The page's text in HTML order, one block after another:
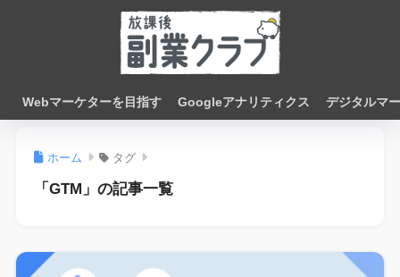
Webマーケターを目指す Googleアナリティクス デジタルマ
ホーム タグ
「GTM」の記事一覧